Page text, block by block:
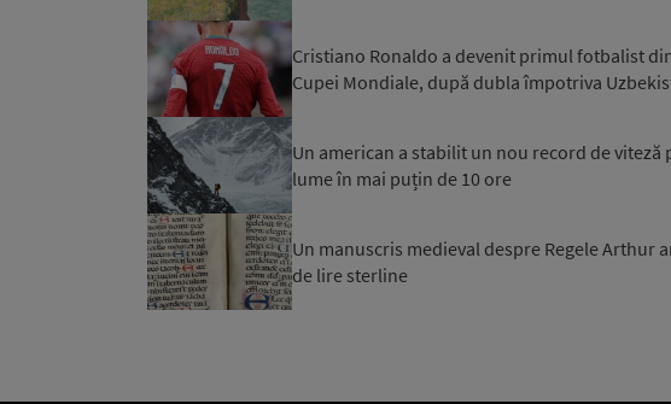
Cristiano Ronaldo a devenit primul fotbalist
Cupei Mondiale, după dubla împotriva
Un american a stabilit un nou record de viteză
lume în mai puțin de 10 ore
Un manuscris medieval despre Regele
de lire sterline